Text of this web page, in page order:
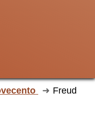
Freud